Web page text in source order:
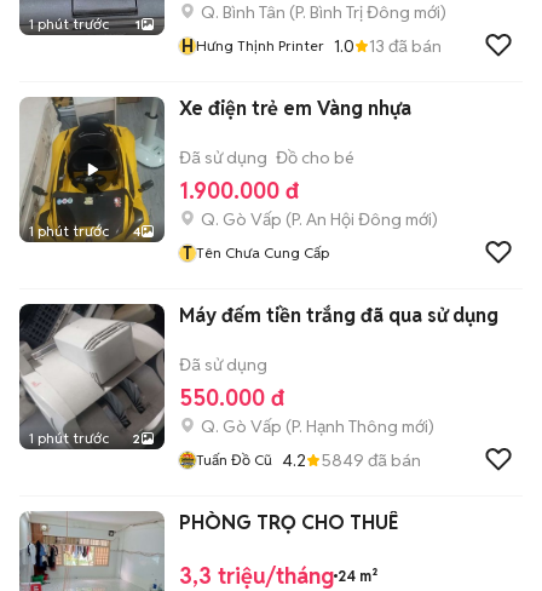
1 phút trước 1
Q. Bình Tân (P. Bình Trị Đông mới)
HHưng Thịnh Printer 1.0 13 đã bán
1 phút trước 4
Xe điện trẻ em Vàng nhựa
Đã sử dụng Đồ cho bé
1.900.000 đ
Q. Gò Vấp (P. An Hội Đông mới)
T Tên Chưa Cung Cấp
1 phút trước 2
Máy đếm tiền trắng đã qua sử dụng
Đã sử dụng
550.000 đ
Q. Gò Vấp (P. Hạnh Thông mới)
Tuấn Đồ Cũ 4.2 5849 đã bán
PHÒNG TRỌ CHO THUÊ
3,3 triệu/tháng 24 m²